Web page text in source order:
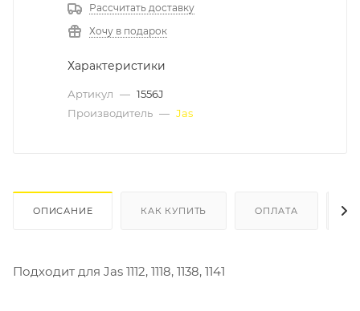
Рассчитать доставку
Хочу в подарок
Характеристики
Артикул — 1556J
Производитель — Jas
ОПИСАНИЕ КАК КУПИТЬ ОПЛАТА
Подходит для Jas 1112, 1118, 1138, 1141